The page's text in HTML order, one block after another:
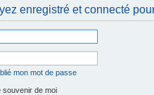
enregistré et connecté
mon mot de passe
souvenir de moi